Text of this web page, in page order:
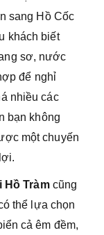
sang Hồ Cốc
khách biết
sơ, nước
để nghỉ
nhiều các
bạn không
một chuyến
Hồ Tràmcũng
thể lựa chọn
cả êm đềm,